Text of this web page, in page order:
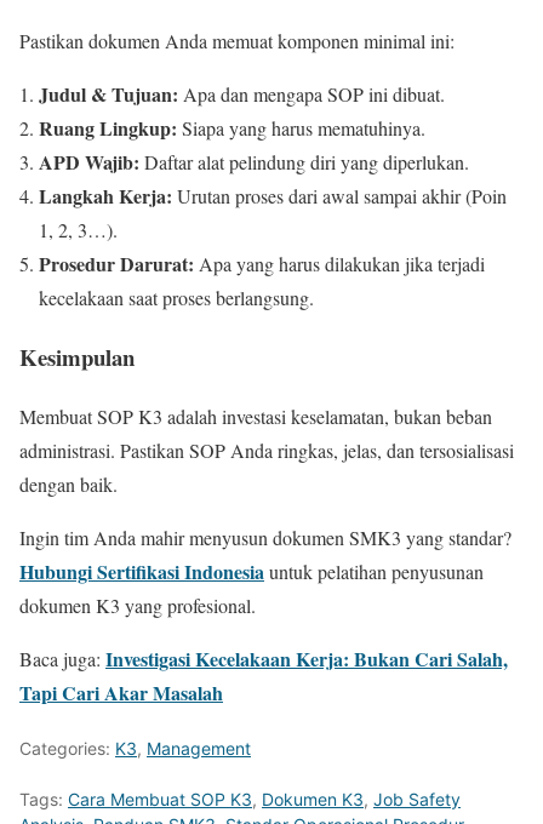
Pastikan dokumen Anda memuat komponen minimal ini:
Judul & Tujuan: Apa dan mengapa SOP ini dibuat.
Ruang Lingkup: Siapa yang harus mematuhinya.
APD Wajib: Daftar alat pelindung diri yang diperlukan.
Langkah Kerja: Urutan proses dari awal sampai akhir (Poin
1, 2, 3…).
Prosedur Darurat: Apa yang harus dilakukan jika terjadi
kecelakaan saat proses berlangsung.
Kesimpulan
Membuat SOP K3 adalah investasi keselamatan, bukan beban
administrasi. Pastikan SOP Anda ringkas, jelas, dan tersosialisasi
dengan baik.
Ingin tim Anda mahir menyusun dokumen SMK3 yang standar?
Hubungi Sertifikasi Indonesiauntuk pelatihan penyusunan
dokumen K3 yang profesional.
Baca juga: Investigasi Kecelakaan Kerja: Bukan Cari Salah,
Tapi Cari Akar Masalah
Categories: K3, Management
Tags: Cara Membuat SOP K3, Dokumen K3, Job Safety